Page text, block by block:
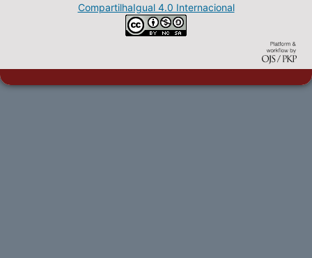
CompartilhaIgual 4.0 Internacional